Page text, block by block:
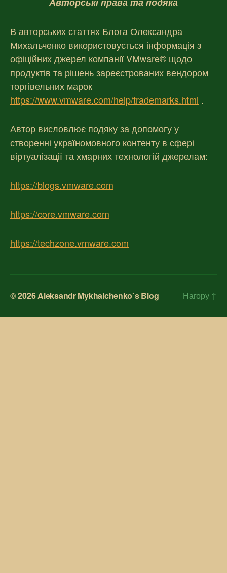
В авторських статтях Блога Олександра
Михальченко використовується інформація з
офіційних джерел компанії VMware® щодо
продуктів та рішень зареєстрованих вендором
торгівельних марок
https://www.vmware.com/help/trademarks.html .
Автор висловлює подяку за допомогу у
створенні україномовного контенту в сфері
віртуалізації та хмарних технологій джерелам:
https://blogs.vmware.com
https://core.vmware.com
https://techzone.vmware.com
© 2026Aleksandr Mykhalchenko`s Blog Нагору ↑